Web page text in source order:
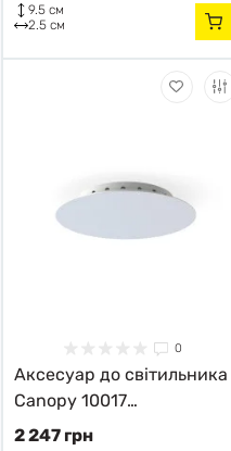
9.5 см
2.5 см
0
Аксесуар до світильника
Canopy 10017
Nowodvorski
2 247 грн